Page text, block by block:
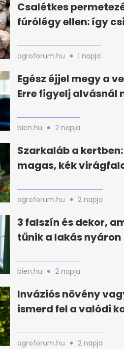
Csalétkes
fúrólégy ellen: így
agroforum.hu 1 napja
Egész éjjel megy a
Erre figyelj alvásnál
bien.hu 2 napja
Szarkaláb a
magas, kék
agroforum.hu 2 napja
3 falszín és dekor,
tűnik a lakás nyáron
bien.hu 2 napja
Inváziós növény
ismerd fel a valódi
agroforum.hu 2 napja